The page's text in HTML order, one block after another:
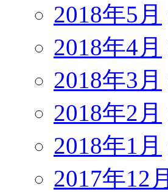
2018年5月
2018年4月
2018年3月
2018年2月
2018年1月
2017年12月